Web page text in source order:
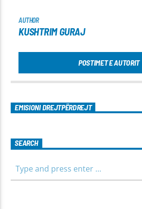
AUTHOR
KUSHTRIM GURAJ
POSTIMET E AUTORIT
EMISIONI DREJTPËRDREJT
SEARCH